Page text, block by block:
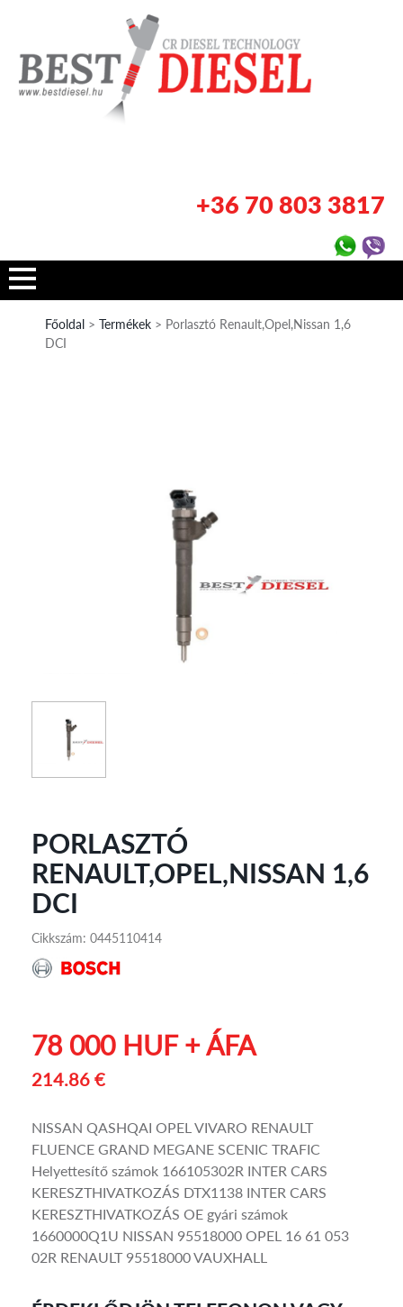
+36 70 803 3817
Főoldal > Termékek > Porlasztó Renault,Opel,Nissan 1,6
DCI
PORLASZTÓ
RENAULT,OPEL,NISSAN 1,6
DCI
Cikkszám: 0445110414
78 000 HUF + ÁFA
214.86 €
NISSAN QASHQAI OPEL VIVARO RENAULT
FLUENCE GRAND MEGANE SCENIC TRAFIC
Helyettesítő számok 166105302R INTER CARS
KERESZTHIVATKOZÁS DTX1138 INTER CARS
KERESZTHIVATKOZÁS OE gyári számok
1660000Q1U NISSAN 95518000 OPEL 16 61 053
02R RENAULT 95518000 VAUXHALL